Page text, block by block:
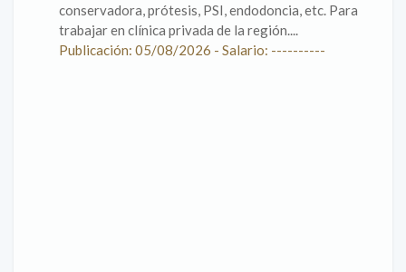
conservadora, prótesis, PSI, endodoncia, etc. Para
trabajar en clínica privada de la región....
Publicación: 05/08/2026 - Salario: ----------